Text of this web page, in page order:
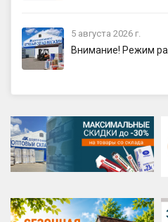
5 августа 2026 г.
Внимание! Режим